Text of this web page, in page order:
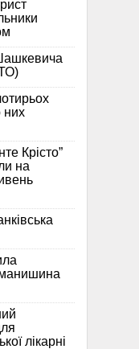
них
Крісто”
на
лікарні